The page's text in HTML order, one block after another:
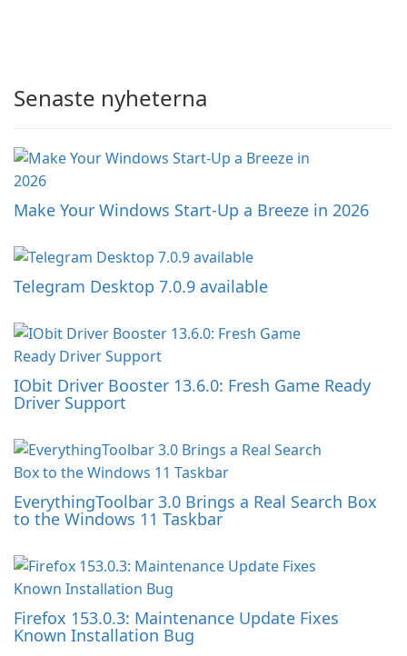
Senaste nyheterna
Make Your Windows Start-Up a Breeze in 2026
Telegram Desktop 7.0.9 available
IObit Driver Booster 13.6.0: Fresh Game Ready
Driver Support
EverythingToolbar 3.0 Brings a Real Search Box
to the Windows 11 Taskbar
Firefox 153.0.3: Maintenance Update Fixes
Known Installation Bug